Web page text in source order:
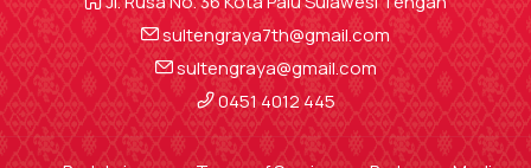
sultengraya7th@gmail.com
sultengraya@gmail.com
0451 4012 445